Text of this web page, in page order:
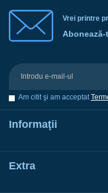
Vrei printre
Abonează-
Am citit şi am acceptat
Informaţii
Extra